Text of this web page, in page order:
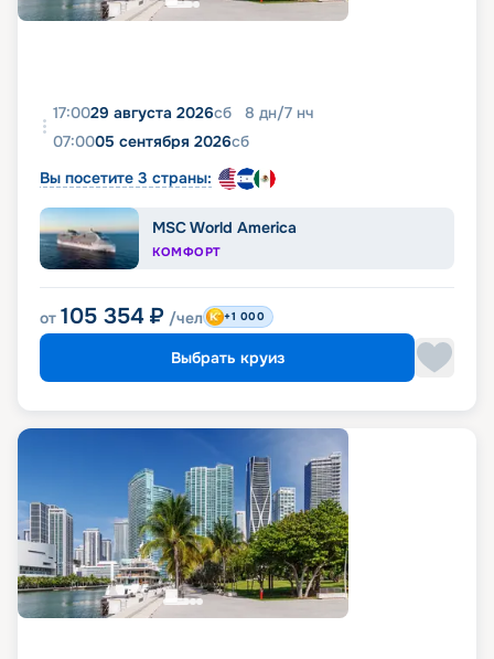
17:0029 августа 2026сб 8 дн/7 нч
07:0005 сентября 2026сб
Вы посетите 3 страны:
MSC World America
КОМФОРТ
от 105 354 ₽ /чел +1 000
Выбрать круиз